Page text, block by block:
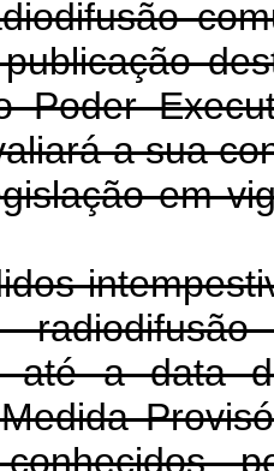
Poder
a sua
até a data